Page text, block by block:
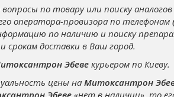
вопросы по товару или поиску
оператора-провизора по телефонам
по наличию и поиску
срокам доставки в Ваш город.
Эбевекурьером по Киеву.
цены на Митоксантрон
Эбеве«нет в наличии», то